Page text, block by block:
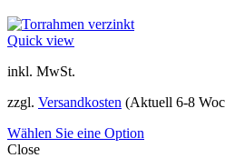
Quick view
inkl. MwSt.
zzgl. Versandkosten (Aktuell 6-8
Wählen Sie eine Option
Close